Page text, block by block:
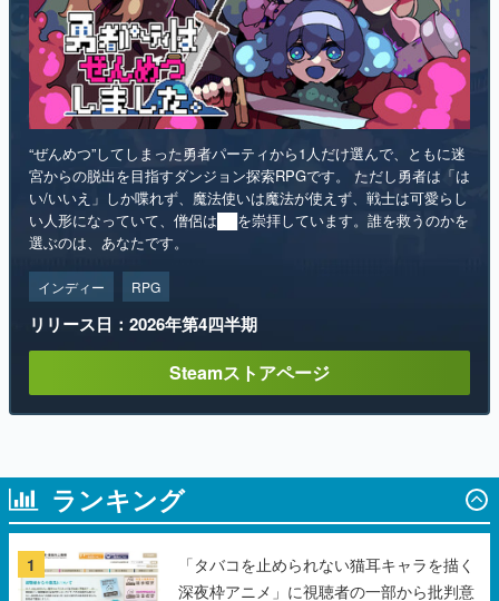
“ぜんめつ”してしまった勇者パーティから1人だけ選んで、ともに迷
宮からの脱出を目指すダンジョン探索RPGです。 ただし勇者は「は
い/いいえ」しか喋れず、魔法使いは魔法が使えず、戦士は可愛らし
い人形になっていて、僧侶は██を崇拝しています。誰を救うのかを
選ぶのは、あなたです。
インディー RPG
リリース日：2026年第4四半期
Steamストアページ
ランキング
1
「タバコを止められない猫耳キャラを描く
深夜枠アニメ」に視聴者の一部から批判意